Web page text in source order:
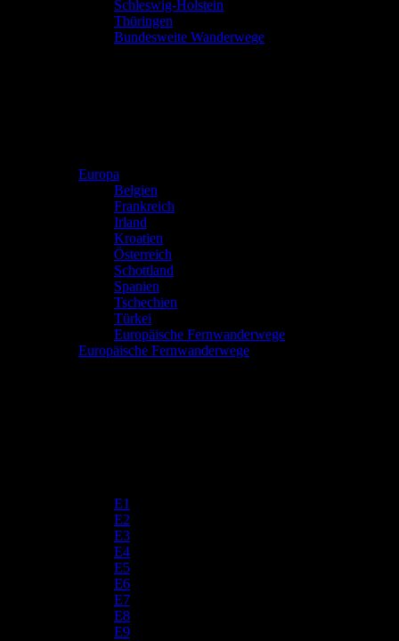
Schleswig-Holstein
Thüringen
Bundesweite Wanderwege
Europa
Belgien
Frankreich
Irland
Kroatien
Österreich
Schottland
Spanien
Tschechien
Türkei
Europäische Fernwanderwege
Europäische Fernwanderwege
E1
E2
E3
E4
E5
E6
E7
E8
E9